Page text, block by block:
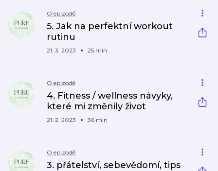
O epizodě
5. Jak na perfektní workout
rutinu
21. 3. 2023 25 min
O epizodě
4. Fitness / wellness návyky,
které mi změnily život
21. 2. 2023 36 min
O epizodě
3. přátelství, sebevědomí, tips